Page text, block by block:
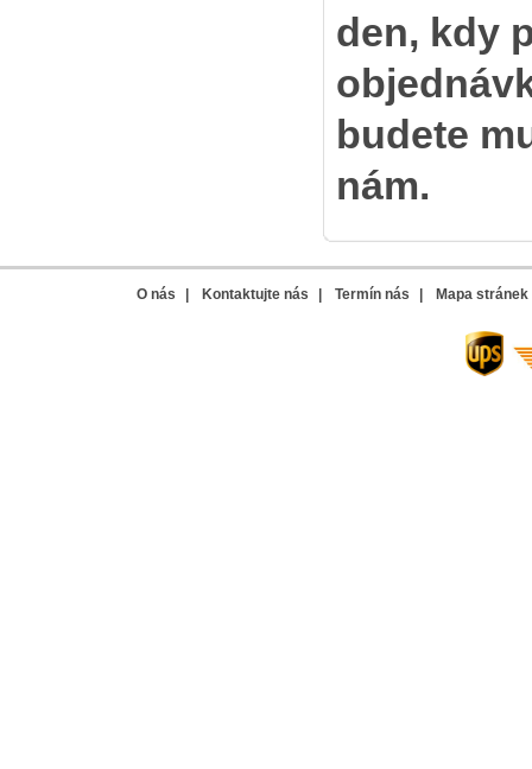
den, kdy
budete
nám.
O nás Kontaktujte nás Termín nás Mapa stránek